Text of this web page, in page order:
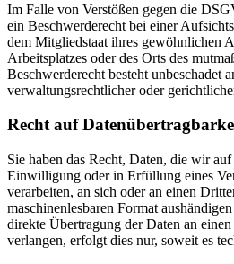
Im Falle von Verstößen gegen die
ein Beschwerderecht bei einer
dem Mitgliedstaat ihres gewöhnlichen
Arbeitsplatzes oder des Orts des
Beschwerderecht besteht unbeschadet
verwaltungsrechtlicher oder
Recht auf
Sie haben das Recht, Daten, die wir
Einwilligung oder in Erfüllung eines
verarbeiten, an sich oder an einen
maschinenlesbaren Format
direkte Übertragung der Daten an
verlangen, erfolgt dies nur, soweit es